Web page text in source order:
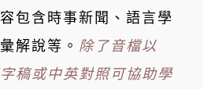
包含時事新聞、語言學
解說等。 除了音檔以
稿或中英對照可協助學